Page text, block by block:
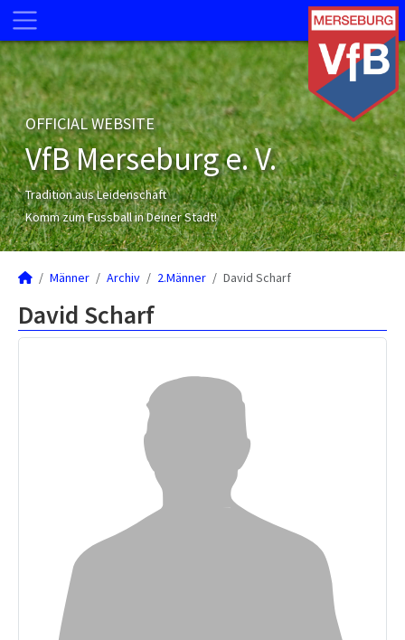
OFFICIAL WEBSITE
VfB Merseburg e. V.
Tradition aus Leidenschaft
Komm zum Fussball in Deiner Stadt!
Männer Archiv 2.Männer David Scharf
David Scharf